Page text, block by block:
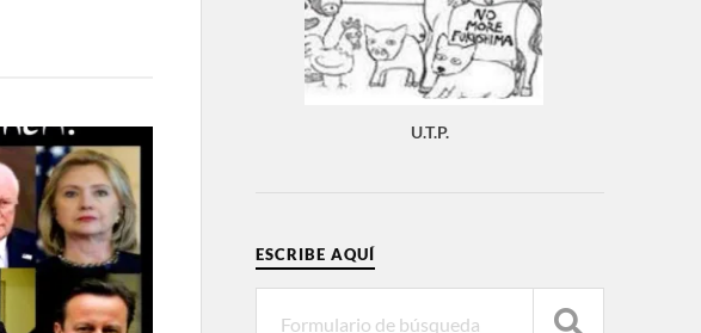
U.T.P.
ESCRIBE AQUÍ